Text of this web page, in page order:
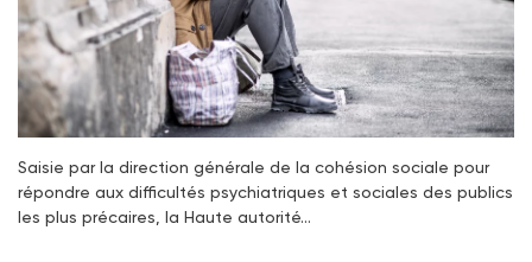
Saisie par la direction générale de la cohésion sociale pour
répondre aux difficultés psychiatriques et sociales des publics
les plus précaires, la Haute autorité…